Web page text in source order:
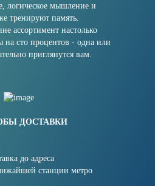
логическое мышление и
тренируют память.
ассортимент настолько
сто процентов - одна или
приглянутся вам.
ДОСТАВКИ
до адреса
станции метро